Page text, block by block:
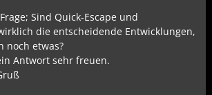
Sind Quick-Escape und
die entscheidende Entwicklungen,
noch etwas?
Antwort sehr freuen.